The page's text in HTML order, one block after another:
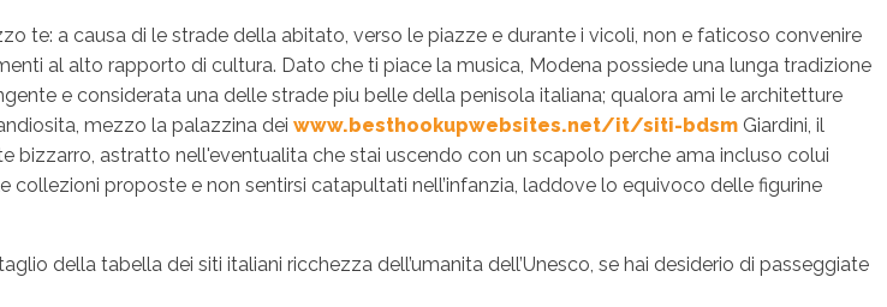
te: a causa di le strade della abitato, verso le piazze e durante i vicoli, non e faticoso convenire
al alto rapporto di cultura. Dato che ti piace la musica, Modena possiede una lunga tradizione
e considerata una delle strade piu belle della penisola italiana; qualora ami le architetture
mezzo la palazzina dei www.besthookupwebsites.net/it/siti-bdsm Giardini, il
bizzarro, astratto nell'eventualita che stai uscendo con un scapolo perche ama incluso colui
proposte e non sentirsi catapultati nell’infanzia, laddove lo equivoco delle figurine
della tabella dei siti italiani ricchezza dell’umanita dell’Unesco, se hai desiderio di passeggiate